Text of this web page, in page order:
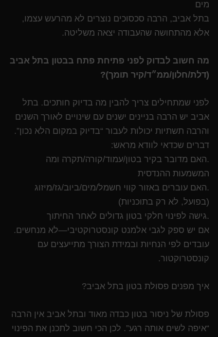
מים
בתל אביב, הרבה סכסוכים נוצרים לא מהרעש עצמו,
אלא מהתחושה שהעבודה יצאה משליטה.
מה חשוב לבדוק לפני פתיחת פתח בבטון בתל אביב
(דלת/חלון/ממ״ד/קיר תומך)?
לפני שמתחילים צריך להבין מה בדיוק חותכים. בתל
אביב יש הרבה בניינים ישנים עם שינויים לאורך השנים
והרבה תשתיות יכולות לעבור “בדיוק במקום הלא נכון”.
דברים שכדאי לוודא מראש:
.האם מדובר בקיר בטון/עמוד/קורה/תקרה ומה
המשמעות ההנדסית
.האם עוברים באזור קווי חשמל/מים/ביוב/גז/מיזוג
(בפועל, לא רק בתוכניות)
.גישה לפינוי חלקי בטון גדולים לאחר החיתוך
אם יש ספק לגבי אלמנט קונסטרוקטיבי—לא מנחשים.
עובדים לפי הנחיות ובמידת הצורך מתייעצים עם
קונסטרוקטור.
איך מפנים פסולת בטון בתל אביב?
פסולת של ניסור בטון כבדה מאוד ובתל אביב אין הרבה
“איפה לשים אותה רגע”. לכן הכי חשוב לתכנן את הפינוי